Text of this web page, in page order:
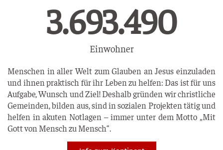
Einwohner
5.440.595
Menschen in aller Welt zum Glauben an Jesus einzuladen
und ihnen praktisch für ihr Leben zu helfen: Das ist für uns
Aufgabe, Wunsch und Ziel! Deshalb gründen wir christliche
Gemeinden, bilden aus, sind in sozialen Projekten tätig und
helfen in akuten Notlagen – immer unter dem Motto „Mit
Gott von Mensch zu Mensch“.